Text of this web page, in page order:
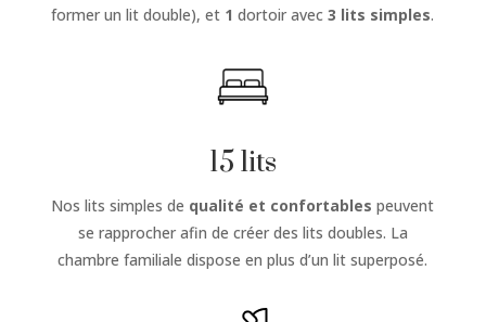
former un lit double), et 1 dortoir avec3 lits simples.
15 lits
Nos lits simples de qualité et confortables peuvent
se rapprocher afin de créer des lits doubles. La
chambre familiale dispose en plus d’un lit superposé.